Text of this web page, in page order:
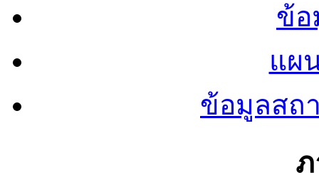
ข้อ
แผ
ข้อมูลสถ